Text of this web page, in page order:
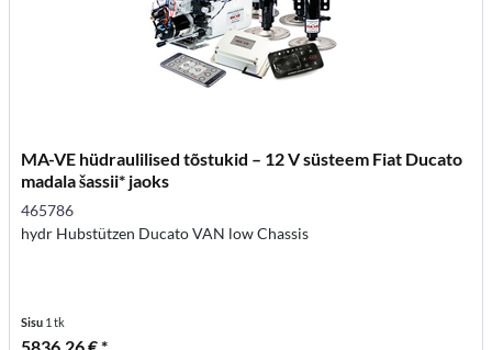
MA-VE hüdraulilised tõstukid – 12 V süsteem Fiat Ducato
madala šassii* jaoks
465786
hydr Hubstützen Ducato VAN low Chassis
Sisu 1 tk